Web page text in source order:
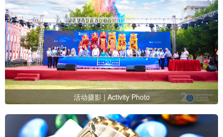
活动摄影 | Activity Photo